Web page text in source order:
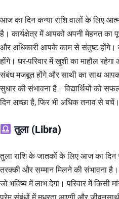
आज का दिन कन्या राशि वालों के लिए
है। कार्यक्षेत्र में आपको अपनी मेहनत का
और अधिकारी आपके काम से संतुष्ट होंगे।
होंगे। घर-परिवार में खुशी का माहौल
संबंध मजबूत होंगे और साथी का साथ
सुधार की संभावना है। विद्यार्थियों को
दिन अच्छा है, फिर भी अधिक तनाव से
तुला (Libra)
तुला राशि के जातकों के लिए आज का दिन
तरक्की और सम्मान मिलने की संभावना
जो भविष्य में लाभ देगा। परिवार में किसी